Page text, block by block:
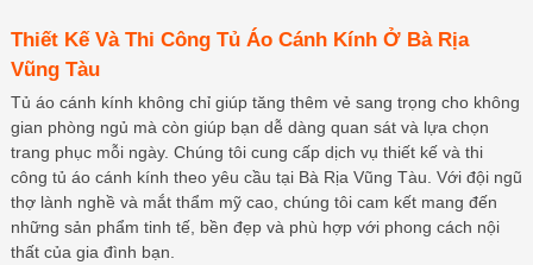
Thiết Kế Và Thi Công Tủ Áo Cánh Kính Ở Bà Rịa
Vũng Tàu
Tủ áo cánh kính không chỉ giúp tăng thêm vẻ sang trọng cho không
gian phòng ngủ mà còn giúp bạn dễ dàng quan sát và lựa chọn
trang phục mỗi ngày. Chúng tôi cung cấp dịch vụ thiết kế và thi
công tủ áo cánh kính theo yêu cầu tại Bà Rịa Vũng Tàu. Với đội ngũ
thợ lành nghề và mắt thẩm mỹ cao, chúng tôi cam kết mang đến
những sản phẩm tinh tế, bền đẹp và phù hợp với phong cách nội
thất của gia đình bạn.